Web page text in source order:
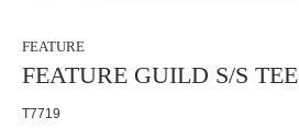
FEATURE
FEATURE GUILD S/S TEE
T7719